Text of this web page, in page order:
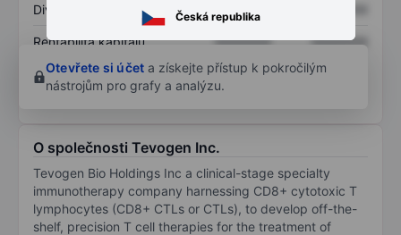
Česká republika
Dividenda na akcii XXXXXXX
Rentabilita kapitálu XXXXXXX
XXXXXXX
Otevřete si účet a získejte přístup k pokročilým
nástrojům pro grafy a analýzu.
O společnosti Tevogen Inc.
Tevogen Bio Holdings Inc a clinical-stage specialty
immunotherapy company harnessing CD8+ cytotoxic T
lymphocytes (CD8+ CTLs or CTLs), to develop off-the-
shelf, precision T cell therapies for the treatment of